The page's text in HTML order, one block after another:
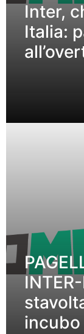
Inter,
Italia:
incubo